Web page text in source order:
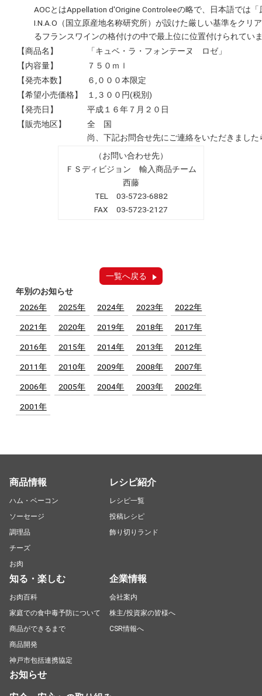
AOCとはAppellation d'Origine Controleeの略で、日本語では
I.N.A.O（国立原産地名称研究所）が設けた厳しい基準をク
るフランスワインの格付けの中で最上位に位置付けられてい
【商品名】
「キュベ・ラ・フォンテーヌ ロゼ」
【内容量】
７５０ｍｌ
【発売本数】
６,０００本限定
【希望小売価格】
１,３００円(税別)
【発売日】
平成１６年７月２０日
【販売地区】
全 国
尚、下記お問合せ先にご連絡をいただきまし
（お問い合わせ先）
ＦＳディビジョン 輸入商品チーム
西藤
TEL 03-5723-6882
FAX 03-5723-2127
一覧へ戻る
年別のお知らせ
2026年
2025年 2024年 2023年 2022年
2021年 2020年 2019年 2018年 2017年
2016年 2015年 2014年 2013年 2012年
2011年 2010年 2009年 2008年 2007年
2006年 2005年 2004年 2003年 2002年
2001年
商品情報
ハム・ベーコン
ソーセージ
調理品
チーズ
お肉
レシピ紹介
レシピ一覧
投稿レシピ
飾り切りランド
知る・楽しむ
お肉百科
家庭での食中毒予防について
商品ができるまで
商品開発
神戸市包括連携協定
企業情報
会社案内
株主/投資家の皆様へ
CSR情報へ
お知らせ